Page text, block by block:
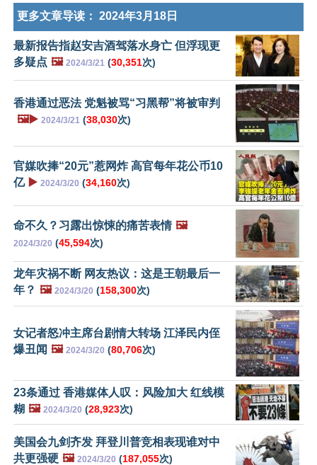
更多文章导读： 2024年3月18日
最新报告指赵安吉酒驾落水身亡 但浮现更
多疑点 🖼️ 2024/3/21 (30,351次)
香港通过恶法 党魁被骂“习黑帮”将被审判
🖼️▶️ 2024/3/21 (38,030次)
官媒吹捧“20元”惹网炸 高官每年花公币10
亿 ▶️ 2024/3/20 (34,160次)
命不久？习露出惊悚的痛苦表情 🖼️
2024/3/20 (45,594次)
龙年灾祸不断 网友热议：这是王朝最后一
年？ 🖼️ 2024/3/20 (158,300次)
女记者怒冲主席台剧情大转场 江泽民内侄
爆丑闻 🖼️ 2024/3/20 (80,706次)
23条通过 香港媒体人叹：风险加大 红线模
糊 🖼️ 2024/3/20 (28,923次)
美国会九剑齐发 拜登川普竞相表现谁对中
共更强硬 🖼️ 2024/3/20 (187,055次)